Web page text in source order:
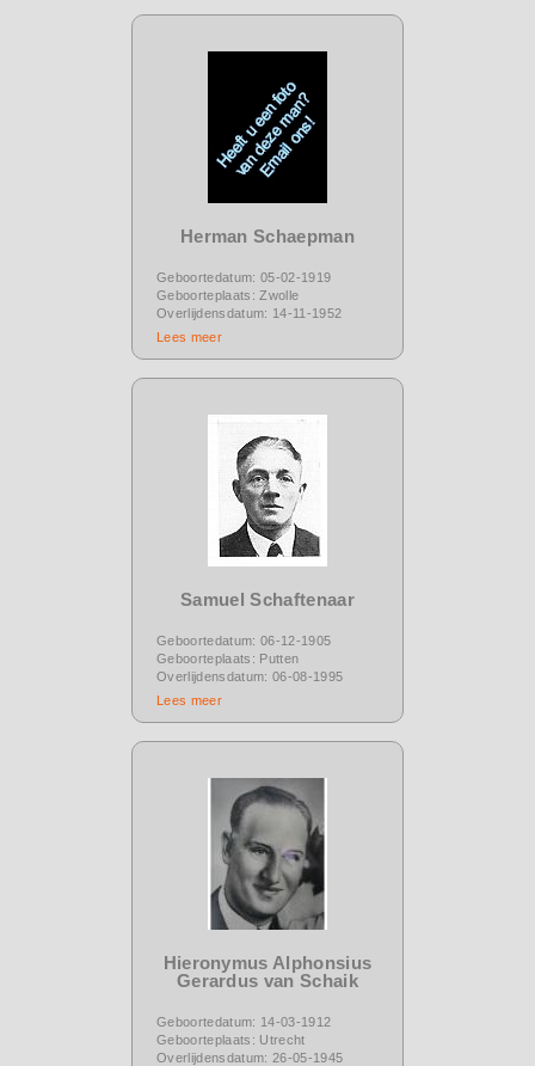
Herman Schaepman
Geboortedatum: 05-02-1919
Geboorteplaats: Zwolle
Overlijdensdatum: 14-11-1952
Lees meer
Samuel Schaftenaar
Geboortedatum: 06-12-1905
Geboorteplaats: Putten
Overlijdensdatum: 06-08-1995
Lees meer
Hieronymus Alphonsius
Gerardus van Schaik
Geboortedatum: 14-03-1912
Geboorteplaats: Utrecht
Overlijdensdatum: 26-05-1945